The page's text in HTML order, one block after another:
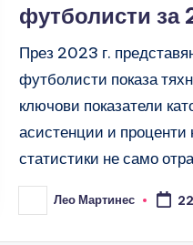
футболисти за
През 2023 г.
футболисти показа
ключови показатели
асистенции и
статистики не само
Posted
by
Лео Мартинес